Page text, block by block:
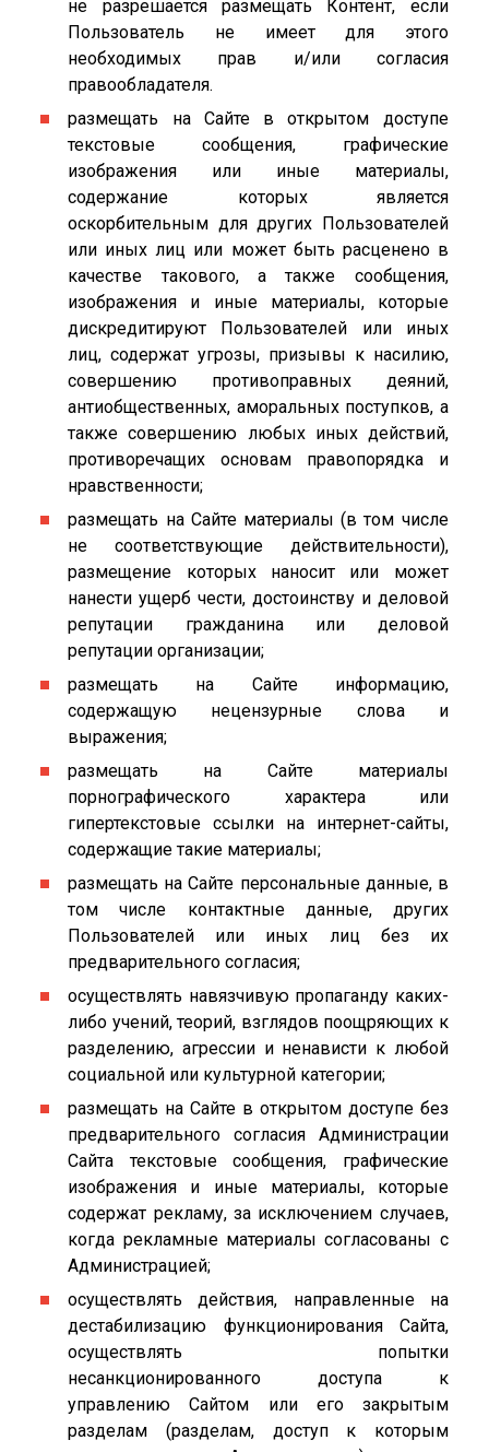
не разрешается размещать Контент, если
Пользователь не имеет для этого
необходимых прав и/или согласия
правообладателя.
размещать на Сайте в открытом доступе
текстовые сообщения, графические
изображения или иные материалы,
содержание которых является
оскорбительным для других Пользователей
или иных лиц или может быть расценено в
качестве такового, а также сообщения,
изображения и иные материалы, которые
дискредитируют Пользователей или иных
лиц, содержат угрозы, призывы к насилию,
совершению противоправных деяний,
антиобщественных, аморальных поступков, а
также совершению любых иных действий,
противоречащих основам правопорядка и
нравственности;
размещать на Сайте материалы (в том числе
не соответствующие действительности),
размещение которых наносит или может
нанести ущерб чести, достоинству и деловой
репутации гражданина или деловой
репутации организации;
размещать на Сайте информацию,
содержащую нецензурные слова и
выражения;
размещать на Сайте материалы
порнографического характера или
гипертекстовые ссылки на интернет-сайты,
содержащие такие материалы;
размещать на Сайте персональные данные, в
том числе контактные данные, других
Пользователей или иных лиц без их
предварительного согласия;
осуществлять навязчивую пропаганду каких-
либо учений, теорий, взглядов поощряющих к
разделению, агрессии и ненависти к любой
социальной или культурной категории;
размещать на Сайте в открытом доступе без
предварительного согласия Администрации
Сайта текстовые сообщения, графические
изображения и иные материалы, которые
содержат рекламу, за исключением случаев,
когда рекламные материалы согласованы с
Администрацией;
осуществлять действия, направленные на
дестабилизацию функционирования Сайта,
осуществлять попытки
несанкционированного доступа к
управлению Сайтом или его закрытым
разделам (разделам, доступ к которым